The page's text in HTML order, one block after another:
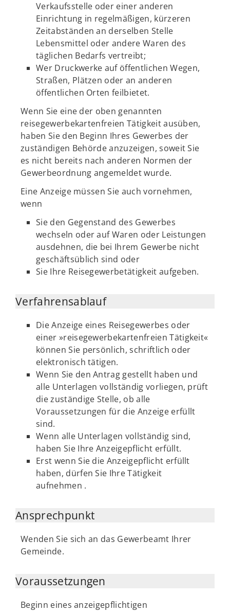
Verkaufsstelle oder einer anderen
Einrichtung in regelmäßigen, kürzeren
Zeitabständen an derselben Stelle
Lebensmittel oder andere Waren des
täglichen Bedarfs vertreibt;
Wer Druckwerke auf öffentlichen Wegen,
Straßen, Plätzen oder an anderen
öffentlichen Orten feilbietet.
Wenn Sie eine der oben genannten
reisegewerbekartenfreien Tätigkeit ausüben,
haben Sie den Beginn Ihres Gewerbes der
zuständigen Behörde anzuzeigen, soweit Sie
es nicht bereits nach anderen Normen der
Gewerbeordnung angemeldet wurde.
Eine Anzeige müssen Sie auch vornehmen,
wenn
Sie den Gegenstand des Gewerbes
wechseln oder auf Waren oder Leistungen
ausdehnen, die bei Ihrem Gewerbe nicht
geschäftsüblich sind oder
Sie Ihre Reisegewerbetätigkeit aufgeben.
Verfahrensablauf
Die Anzeige eines Reisegewerbes oder
einer »reisegewerbekartenfreien Tätigkeit«
können Sie persönlich, schriftlich oder
elektronisch tätigen.
Wenn Sie den Antrag gestellt haben und
alle Unterlagen vollständig vorliegen, prüft
die zuständige Stelle, ob alle
Voraussetzungen für die Anzeige erfüllt
sind.
Wenn alle Unterlagen vollständig sind,
haben Sie Ihre Anzeigepflicht erfüllt.
Erst wenn Sie die Anzeigepflicht erfüllt
haben, dürfen Sie Ihre Tätigkeit
aufnehmen .
Ansprechpunkt
Wenden Sie sich an das Gewerbeamt Ihrer
Gemeinde.
Voraussetzungen
Beginn eines anzeigepflichtigen